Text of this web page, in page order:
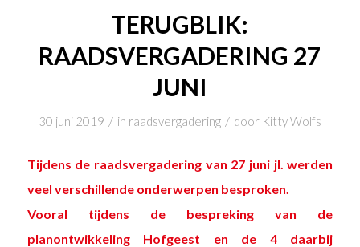
TERUGBLIK:
RAADSVERGADERING 27
JUNI
30 juni 2019 / in raadsvergadering / door Kitty Wolfs
Tijdens de raadsvergadering van 27 juni jl. werden
veel verschillende onderwerpen besproken.
Vooral tijdens de bespreking van de
planontwikkeling Hofgeest en de 4 daarbij